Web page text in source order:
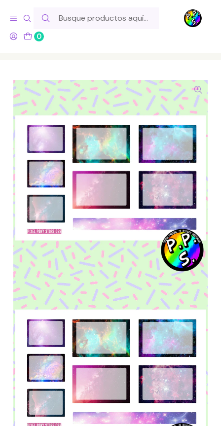
0
Hola! Si tu pedido incluye productos de fabricación propia,
ten en cuenta este tiempo para el despacho
Inicio Lo Hacemos Nosotros